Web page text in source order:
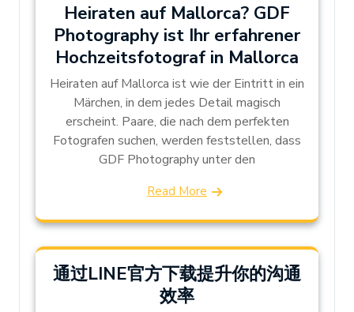
Heiraten auf Mallorca? GDF
Photography ist Ihr erfahrener
Hochzeitsfotograf in Mallorca
Heiraten auf Mallorca ist wie der Eintritt in ein
Märchen, in dem jedes Detail magisch
erscheint. Paare, die nach dem perfekten
Fotografen suchen, werden feststellen, dass
GDF Photography unter den
Read More
通过LINE官方下载提升你的沟通
效率